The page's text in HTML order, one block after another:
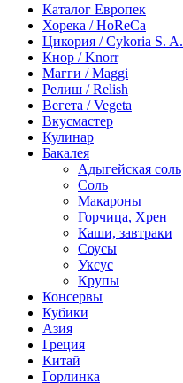
Каталог Европек
Хорека / HoReCa
Цикория / Cykoria S. A.
Кнор / Knorr
Магги / Maggi
Релиш / Relish
Вегета / Vegeta
Вкусмастер
Кулинар
Бакалея
Адыгейская соль
Соль
Макароны
Горчица, Хрен
Каши, завтраки
Соусы
Уксус
Крупы
Консервы
Кубики
Азия
Греция
Китай
Горлинка